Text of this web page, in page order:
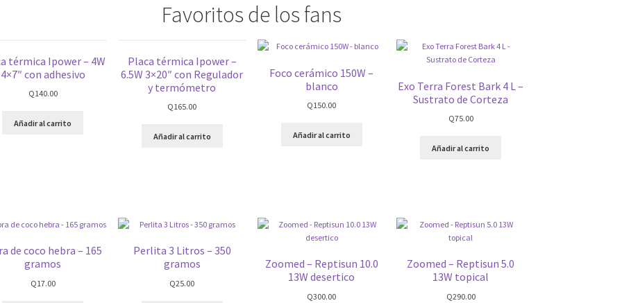
Favoritos de los fans
térmica Ipower – 4W
4×7″ con adhesivo
Q140.00
Añadir al carrito
Placa térmica Ipower –
6.5W 3×20″ con Regulador
y termómetro
Q165.00
Añadir al carrito
Foco cerámico 150W –
blanco
Q150.00
Añadir al carrito
Exo Terra Forest Bark 4 L –
Sustrato de Corteza
Q75.00
Añadir al carrito
de coco hebra – 165
gramos
Q17.00
Perlita 3 Litros – 350
gramos
Q25.00
Zoomed – Reptisun 10.0
13W desertico
Q300.00
Zoomed – Reptisun 5.0
13W topical
Q290.00